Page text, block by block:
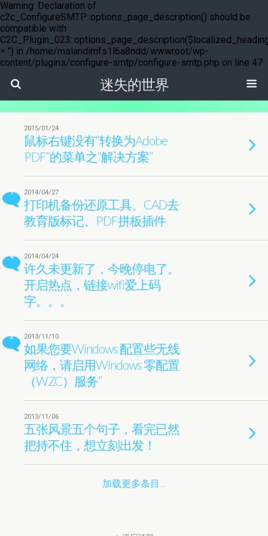
Warning: Declaration of
c2c_ConfigureSMTP::options_page_description() should be
compatible with
= '') in /home/mslandimfs1l6a8ndd/wwwroot/wp-
content/plugins/configure-smtp/configure-smtp.php on line 47
迷失的世界
2015/01/24
鼠标右键没有“转换为Adobe
PDF”的菜单之“解决方案”
1 2014/04/27
打印机备份还原工具、CAD去
教育版标记、PDF拼板插件
4 2014/04/24
许久未更新了，今晚停电了。
开启热点，链接wifi爱上码
字。。。
2 2013/11/10
如果您要Windows 配置些无线
网络，请启用Windows 零配置
（WZC）服务”
2013/11/06
五张风景五个句子，看完已然
把持不住，想立刻出发！
加载更多条目…